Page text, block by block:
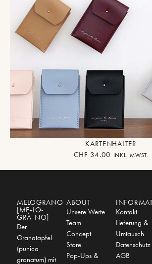
KARTENHALTER
CHF 34.00 INKL. MWST.
MELOGRANO
[ME-LO-
GRÀ-NO]
Der
Granatapfel
(punica
granatum) mit
ABOUT
Unsere Werte
Team
Concept
Store
Pop-Ups &
Kontakt
Lieferung &
Umtausch
Datenschutz
AGB